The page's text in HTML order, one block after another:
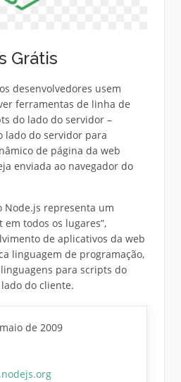
Grátis
desenvolvedores usem
ferramentas de linha de
do lado do servidor –
lado do servidor para
de página da web
enviada ao navegador do
Node.js representa um
em todos os lugares”,
de aplicativos da web
linguagem de programação,
para scripts do
do cliente.
de 2009